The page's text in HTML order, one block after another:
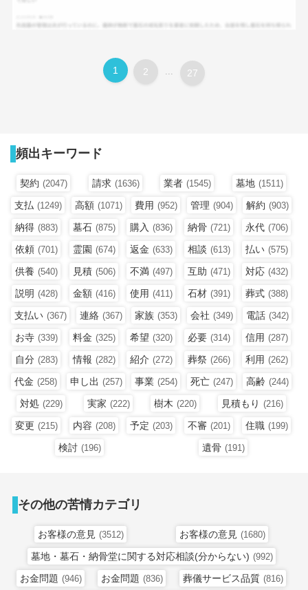
1 2 ... 27
頻出キーワード
契約 (2047) 請求 (1636) 業者 (1545) 墓地 (1511)
支払 (1249) 高額 (1071) 費用 (952) 管理 (904) 解約 (903)
納得 (883) 墓石 (875) 購入 (836) 納骨 (721) 永代 (706)
依頼 (701) 霊園 (674) 返金 (633) 相談 (613) 払い (575)
供養 (540) 見積 (506) 不満 (497) 互助 (471) 対応 (432)
説明 (428) 金額 (416) 使用 (411) 石材 (391) 葬式 (388)
支払い (367) 連絡 (367) 家族 (353) 会社 (349) 電話 (342)
お寺 (339) 料金 (325) 希望 (320) 必要 (314) 信用 (287)
自分 (283) 情報 (282) 紹介 (272) 葬祭 (266) 利用 (262)
代金 (258) 申し出 (257) 事業 (254) 死亡 (247) 高齢 (244)
対処 (229) 実家 (222) 樹木 (220) 見積もり (216)
変更 (215) 内容 (208) 予定 (203) 不審 (201) 住職 (199)
検討 (196) 遺骨 (191)
その他の苦情カテゴリ
お客様の意見 (3512) お客様の意見 (1680)
墓地・墓石・納骨堂に関する対応相談(分からない) (992)
お金問題 (946) お金問題 (836) 葬儀サービス品質 (816)